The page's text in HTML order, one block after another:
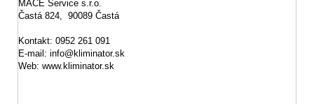
MACE Service s.r.o.
Častá 824,  90089 Častá
Kontakt: 0952 261 091
E-mail: info@kliminator.sk
Web: www.kliminator.sk